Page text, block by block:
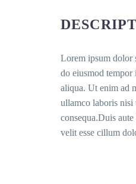
Lorem ipsum dolor
do eiusmod tempor
aliqua. Ut enim ad
ullamco laboris nisi
consequa.Duis
velit esse cillum